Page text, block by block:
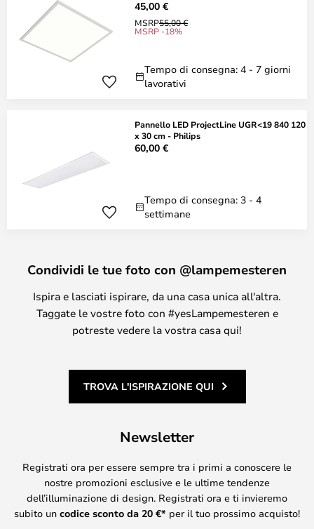
45,00 €
MSRP55,00 €
MSRP -18%
Tempo di consegna: 4 - 7 giorni
lavorativi
Pannello LED ProjectLine UGR<19 840 120
x 30 cm - Philips
60,00 €
Tempo di consegna: 3 - 4
settimane
Condividi le tue foto con @lampemesteren
Ispira e lasciati ispirare, da una casa unica all'altra.
Taggate le vostre foto con #yesLampemesteren e
potreste vedere la vostra casa qui!
TROVA L'ISPIRAZIONE QUI
Newsletter
Registrati ora per essere sempre tra i primi a conoscere le
nostre promozioni esclusive e le ultime tendenze
dell’illuminazione di design. Registrati ora e ti invieremo
subito un codice sconto da 20 €* per il tuo prossimo acquisto!